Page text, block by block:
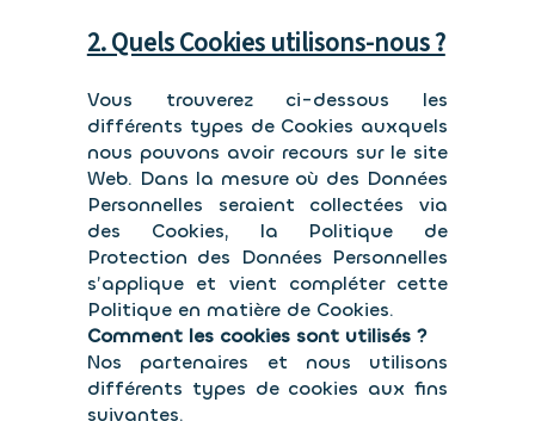
2. Quels Cookies utilisons-nous ?
Vous trouverez ci-dessous les
différents types de Cookies auxquels
nous pouvons avoir recours sur le site
Web. Dans la mesure où des Données
Personnelles seraient collectées via
des Cookies, la Politique de
Protection des Données Personnelles
s’applique et vient compléter cette
Politique en matière de Cookies.
Comment les cookies sont utilisés ?
Nos partenaires et nous utilisons
différents types de cookies aux fins
suivantes.